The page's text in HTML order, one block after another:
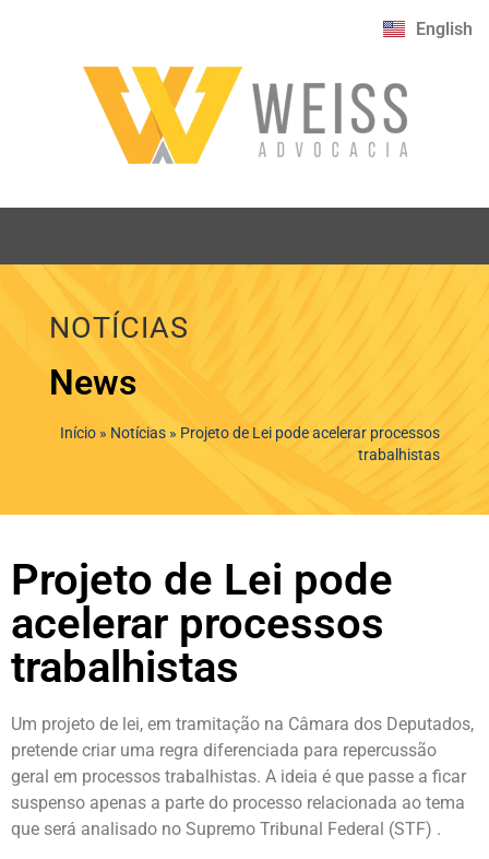
English
NOTÍCIAS
News
Início » Notícias » Projeto de Lei pode acelerar processos
trabalhistas
Projeto de Lei pode
acelerar processos
trabalhistas
Um projeto de lei, em tramitação na Câmara dos Deputados,
pretende criar uma regra diferenciada para repercussão
geral em processos trabalhistas. A ideia é que passe a ficar
suspenso apenas a parte do processo relacionada ao tema
que será analisado no Supremo Tribunal Federal (STF) .